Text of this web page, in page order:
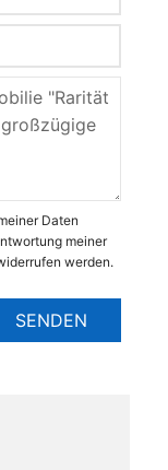
Daten
meiner
werden.
SENDEN